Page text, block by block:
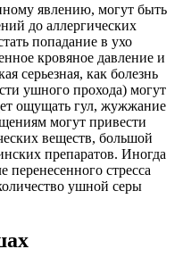
явлению, могут быть
до аллергических
попадание в ухо
кровяное давление и
серьезная, как болезнь
ушного прохода) могут
ощущать гул, жужжание
могут привести
веществ, большой
препаратов. Иногда
стресса
ушной серы